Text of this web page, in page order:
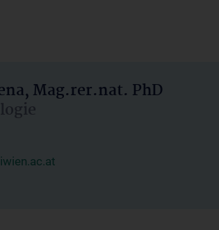
Mag.rer.nat. PhD